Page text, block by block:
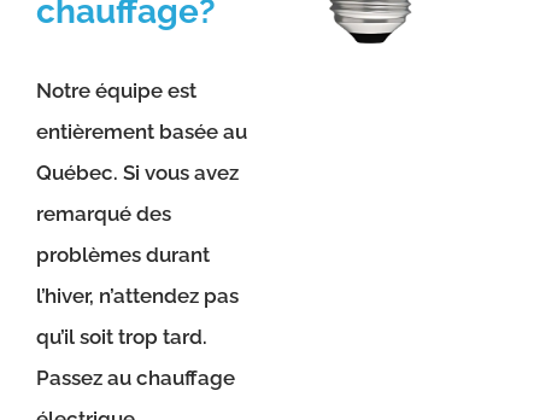
chauffage?
Notre équipe est
entièrement basée au
Québec. Si vous avez
remarqué des
problèmes durant
l’hiver, n’attendez pas
qu’il soit trop tard.
Passez au chauffage